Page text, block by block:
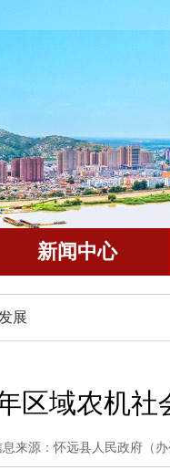
新闻中心
展
区域农机
来源：怀远县人民政府（办